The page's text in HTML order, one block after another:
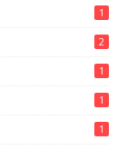
1
2
1
1
1